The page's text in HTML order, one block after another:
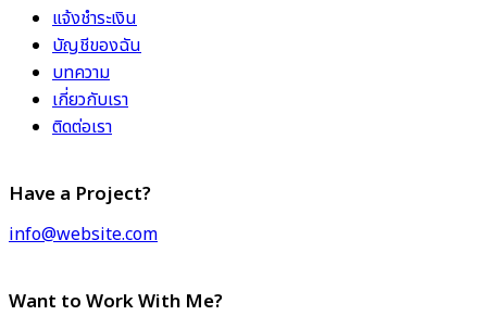
แจ้งชำระเงิน
บัญชีของฉัน
บทความ
เกี่ยวกับเรา
ติดต่อเรา
Have a Project?
info@website.com
Want to Work With Me?